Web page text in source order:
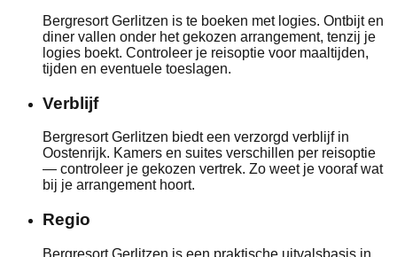
Bergresort Gerlitzen is te boeken met logies. Ontbijt en
diner vallen onder het gekozen arrangement, tenzij je
logies boekt. Controleer je reisoptie voor maaltijden,
tijden en eventuele toeslagen.
Verblijf
Bergresort Gerlitzen biedt een verzorgd verblijf in
Oostenrijk. Kamers en suites verschillen per reisoptie
— controleer je gekozen vertrek. Zo weet je vooraf wat
bij je arrangement hoort.
Regio
Bergresort Gerlitzen is een praktische uitvalsbasis in